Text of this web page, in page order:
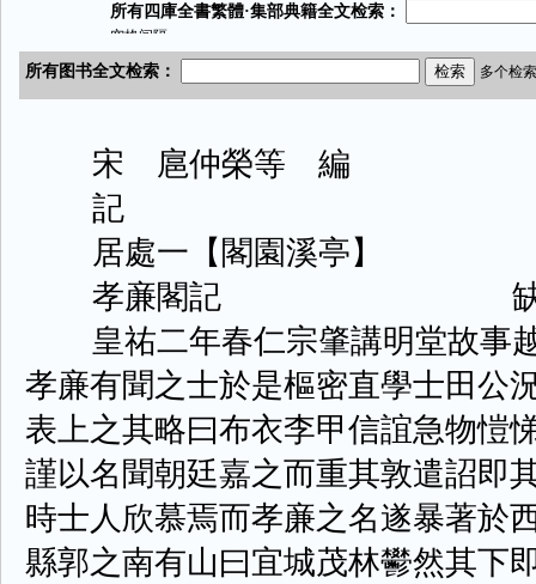
宋 扈仲榮等 編
記
居處一【閣園溪亭】
孝亷閣記 缺
皇祐二年春仁宗肇講明堂故事
孝亷有聞之士於是樞密直學士田公
表上之其略曰布衣李甲信誼急物愷
謹以名聞朝廷嘉之而重其敦遣詔即
時士人欣慕焉而孝亷之名遂暴著於
縣郭之南有山曰宜城茂林鬰然其下